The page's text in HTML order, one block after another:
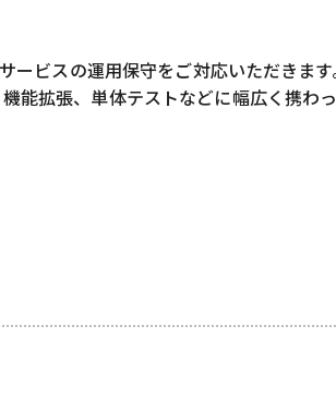
ビスの運用保守をご対応いただきます
拡張、単体テストなどに幅広く携わっ